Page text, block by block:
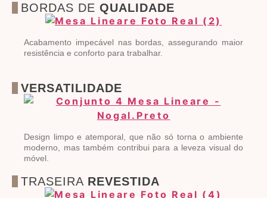
BORDAS DE QUALIDADE
Acabamento impecável nas bordas, assegurando maior
resistência e conforto para trabalhar.
VERSATILIDADE
Design limpo e atemporal, que não só torna o ambiente
moderno, mas também contribui para a leveza visual do
móvel.
TRASEIRA REVESTIDA